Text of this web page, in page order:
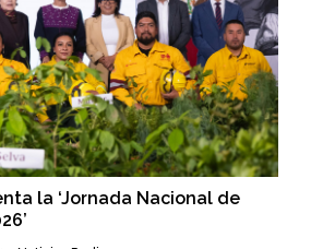
la ‘Jornada Nacional de